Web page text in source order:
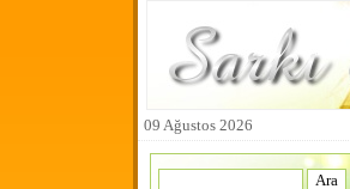
09 Ağustos 2026